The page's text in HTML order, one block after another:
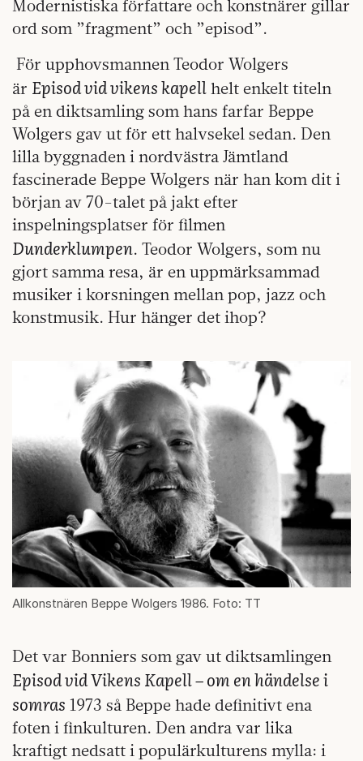
Modernistiska författare och konstnärer gillar
ord som ”fragment” och ”episod”.
För upphovsmannen Teodor Wolgers
är Episod vid vikens kapell helt enkelt titeln
på en diktsamling som hans farfar Beppe
Wolgers gav ut för ett halvsekel sedan. Den
lilla byggnaden i nordvästra Jämtland
fascinerade Beppe Wolgers när han kom dit i
början av 70-talet på jakt efter
inspelningsplatser för filmen
Dunderklumpen. Teodor Wolgers, som nu
gjort samma resa, är en uppmärksammad
musiker i korsningen mellan pop, jazz och
konstmusik. Hur hänger det ihop?
Allkonstnären Beppe Wolgers 1986. Foto: TT
Det var Bonniers som gav ut diktsamlingen
Episod vid Vikens Kapell – om en händelse i
somras 1973 så Beppe hade definitivt ena
foten i finkulturen. Den andra var lika
kraftigt nedsatt i populärkulturens mylla: i